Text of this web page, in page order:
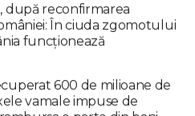
după reconfirmarea
În ciuda zgomotului
funcţionează
600 de milioane de
vamale impuse de